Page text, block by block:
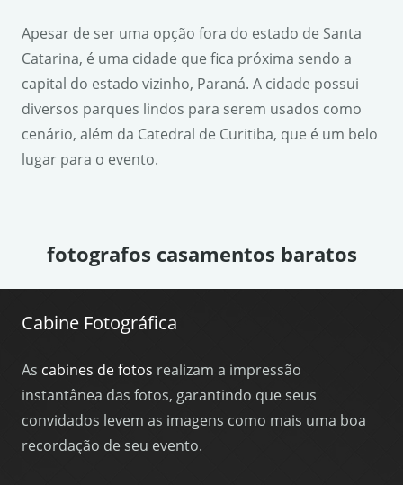
Apesar de ser uma opção fora do estado de Santa
Catarina, é uma cidade que fica próxima sendo a
capital do estado vizinho, Paraná. A cidade possui
diversos parques lindos para serem usados como
cenário, além da Catedral de Curitiba, que é um belo
lugar para o evento.
fotografos casamentos baratos
Cabine Fotográfica
As cabines de fotos realizam a impressão
instantânea das fotos, garantindo que seus
convidados levem as imagens como mais uma boa
recordação de seu evento.